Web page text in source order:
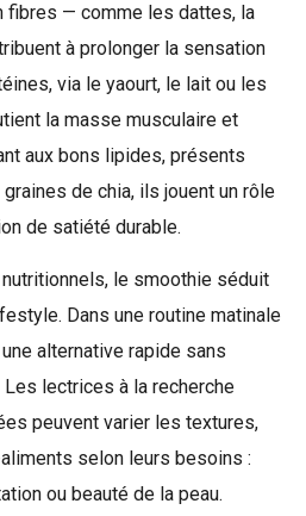
fibres — comme les dattes, la
à prolonger la sensation
via le yaourt, le lait ou les
la masse musculaire et
aux bons lipides, présents
de chia, ils jouent un rôle
de satiété durable.
le smoothie séduit
Dans une routine matinale
alternative rapide sans
lectrices à la recherche
peuvent varier les textures,
selon leurs besoins :
ou beauté de la peau.